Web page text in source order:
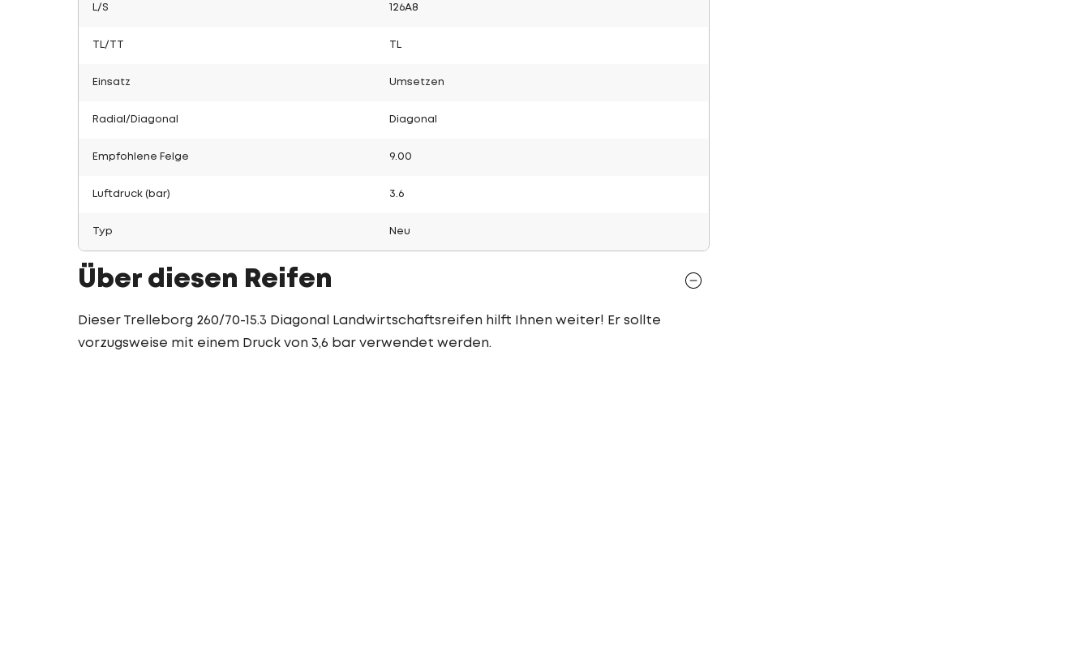
L/S 126A8
TL/TT
Einsatz Umsetzen
Radial/Diagonal Diagonal
Empfohlene Felge 9.00
Luftdruck (bar) 3.6
Typ Neu
Über diesen Reifen
Dieser Trelleborg 260/70-15.3 Diagonal Landwirtschaftsreifen hilft Ihnen weiter! Er sollte
vorzugsweise mit einem Druck von 3,6 bar verwendet werden.